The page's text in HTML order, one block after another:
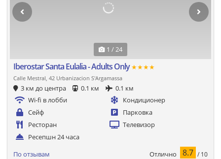
1 / 24
Iberostar Santa Eulalia - Adults Only★★★★
Calle Mestral, 42 Urbanizacion S'Argamassa
3 км до центра 0.1 км
0.1 км
Wi-fi в лобби
Кондиционер
Сейф
Парковка
Ресторан
Телевизор
Ресепшн 24 часа
По отзывам Отлично 8.7 / 10